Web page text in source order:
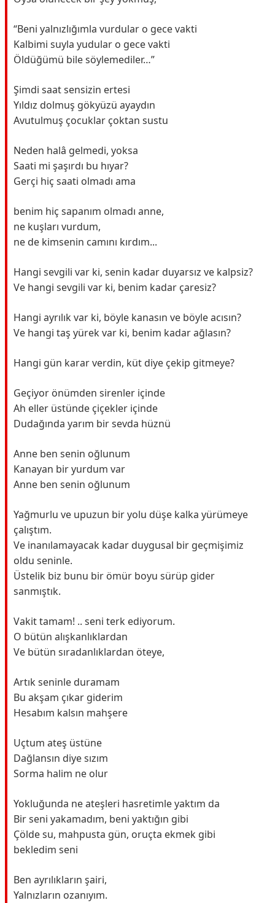
“Beni yalnızlığımla vurdular o gece vakti
Kalbimi suyla yudular o gece vakti
Öldüğümü bile söylemediler…”
Şimdi saat sensizin ertesi
Yıldız dolmuş gökyüzü ayaydın
Avutulmuş çocuklar çoktan sustu
Neden halâ gelmedi, yoksa
Saati mi şaşırdı bu hıyar?
Gerçi hiç saati olmadı ama
benim hiç sapanım olmadı anne,
ne kuşları vurdum,
ne de kimsenin camını kırdım...
Hangi sevgili var ki, senin kadar duyarsız ve kalpsiz?
Ve hangi sevgili var ki, benim kadar çaresiz?
Hangi ayrılık var ki, böyle kanasın ve böyle acısın?
Ve hangi taş yürek var ki, benim kadar ağlasın?
Hangi gün karar verdin, küt diye çekip gitmeye?
Geçiyor önümden sirenler içinde
Ah eller üstünde çiçekler içinde
Dudağında yarım bir sevda hüznü
Anne ben senin oğlunum
Kanayan bir yurdum var
Anne ben senin oğlunum
Yağmurlu ve upuzun bir yolu düşe kalka yürümeye
çalıştım.
Ve inanılamayacak kadar duygusal bir geçmişimiz
oldu seninle.
Üstelik biz bunu bir ömür boyu sürüp gider
sanmıştık.
Vakit tamam! .. seni terk ediyorum.
O bütün alışkanlıklardan
Ve bütün sıradanlıklardan öteye,
Artık seninle duramam
Bu akşam çıkar giderim
Hesabım kalsın mahşere
Uçtum ateş üstüne
Dağlansın diye sızım
Sorma halim ne olur
Yokluğunda ne ateşleri hasretimle yaktım da
Bir seni yakamadım, beni yaktığın gibi
Çölde su, mahpusta gün, oruçta ekmek gibi
bekledim seni
Ben ayrılıkların şairi,
Yalnızların ozanıyım.